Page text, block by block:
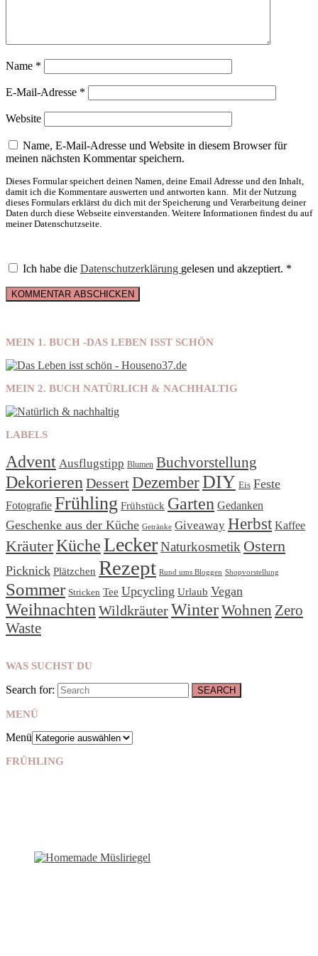
Name *
E-Mail-Adresse *
Website
Name, E-Mail-Adresse und Website in diesem Browser für
meinen nächsten Kommentar speichern.
Dieses Formular speichert deinen Namen, deine Email Adresse und den Inhalt,
damit ich die Kommentare auswerten und antworten kann. Mit der Nutzung
dieses Formulars erklärst du dich mit der Speicherung und Verarbeitung deiner
Daten durch diese Webseite einverstanden. Weitere Informationen findest du auf
meiner Datenschutzseite.
Ich habe die Datenschutzerklärung gelesen und akzeptiert. *
MEIN 1. BUCH -DAS LEBEN ISST SCHÖN
MEIN 2. BUCH NATÜRLICH & NACHHALTIG
LABELS
Advent Ausflugstipp Blumen Buchvorstellung
Dekorieren Dessert DezemberDIY Eis Feste
Fotografie Frühling Frühstück Garten Gedanken
Geschenke aus der Küche Getränke Giveaway Herbst Kaffee
KräuterKücheLeckerNaturkosmetik Ostern
Picknick Plätzchen Rezept Rund ums Bloggen Shopvorstellung
Sommer Stricken Tee Upcycling Urlaub Vegan
Weihnachten WildkräuterWinterWohnen Zero
Waste
WAS SUCHST DU
Search for: SEARCH
MENÜ
Menü
FRÜHLING